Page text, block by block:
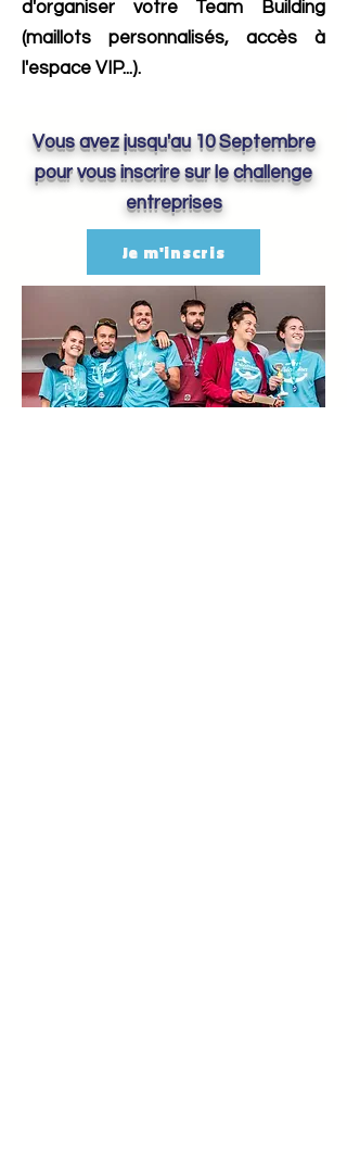
d'organiser votre Team Building
(maillots personnalisés, accès à
l'espace VIP...).
Vous avez jusqu'au 10 Septembre
pour vous inscrire sur le challenge
entreprises
Je m'inscris